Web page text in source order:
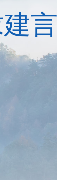
言